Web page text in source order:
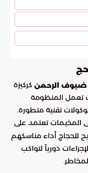
ضيوف الرحمن كركيزة
تعمل المنظومة
تقنية متطورة.
المخيمات تعتمد على
للحجاج أداء مناسكهم
دورياً لتواكب